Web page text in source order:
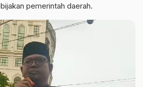
pemerintah daerah.